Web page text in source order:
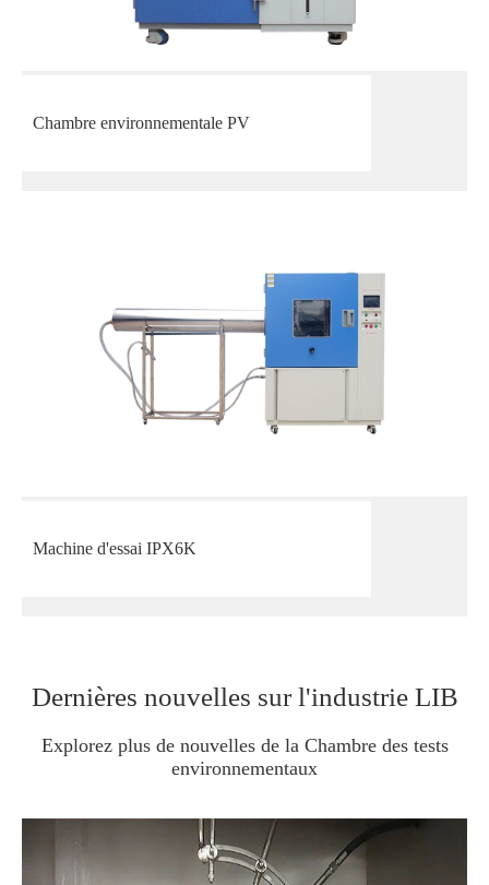
Chambre environnementale PV
Machine d'essai IPX6K
Dernières nouvelles sur l'industrie LIB
Explorez plus de nouvelles de la Chambre des tests
environnementaux